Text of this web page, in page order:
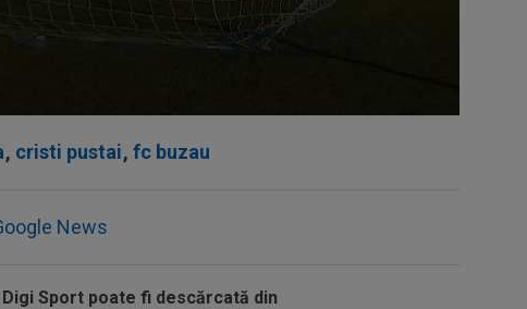
, cristi pustai, fc buzau
News
Sport poate fi descărcată din